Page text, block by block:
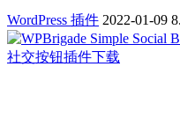
WordPress 插件 2022-01-09